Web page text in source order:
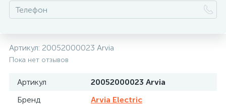
Артикул: 20052000023 Arvia
Пока нет отзывов
Артикул
20052000023 Arvia
Бренд
Arvia Electric